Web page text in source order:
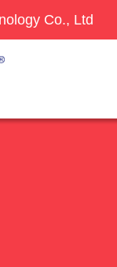
Co., Ltd